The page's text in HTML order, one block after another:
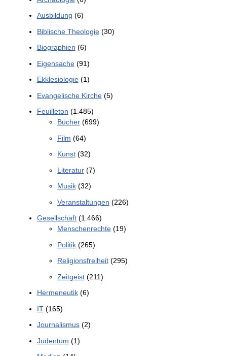
Ausbildung (6)
Biblische Theologie(30)
Biographien (6)
Eigensache(91)
Ekklesiologie(1)
Evangelische Kirche(5)
Feuilleton (1.485)
Bücher(699)
Film (64)
Kunst(32)
Literatur(7)
Musik(32)
Veranstaltungen (226)
Gesellschaft(1.466)
Menschenrechte(19)
Politik(265)
Religionsfreiheit(295)
Zeitgeist(211)
Hermeneutik(6)
IT(165)
Journalismus(2)
Judentum (1)